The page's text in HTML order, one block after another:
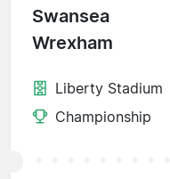
Swansea
Wrexham
Liberty Stadium
Championship